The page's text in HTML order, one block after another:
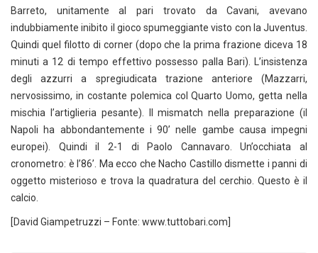
Barreto, unitamente al pari trovato da Cavani, avevano
indubbiamente inibito il gioco spumeggiante visto con la Juventus.
Quindi quel filotto di corner (dopo che la prima frazione diceva 18
minuti a 12 di tempo effettivo possesso palla Bari). L’insistenza
degli azzurri a spregiudicata trazione anteriore (Mazzarri,
nervosissimo, in costante polemica col Quarto Uomo, getta nella
mischia l’artiglieria pesante). Il mismatch nella preparazione (il
Napoli ha abbondantemente i 90’ nelle gambe causa impegni
europei). Quindi il 2-1 di Paolo Cannavaro. Un’occhiata al
cronometro: è l’86’. Ma ecco che Nacho Castillo dismette i panni di
oggetto misterioso e trova la quadratura del cerchio. Questo è il
calcio.
[David Giampetruzzi – Fonte: www.tuttobari.com]